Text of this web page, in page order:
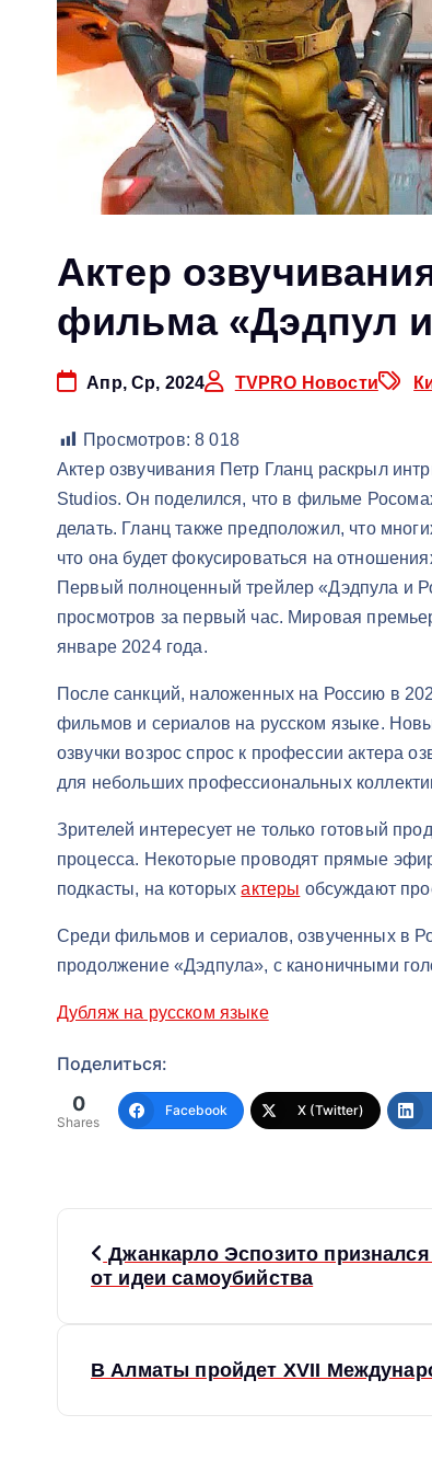
Актер
фильма «Дэдпул
Апр, Ср, 2024 TVPRO Новости
Просмотров: 8 018
Актер озвучивания Петр Гланц раскрыл
Studios. Он поделился, что в фильме
делать. Гланц также предположил, что
что она будет фокусироваться на
Первый полноценный трейлер «Дэдпула и
просмотров за первый час. Мировая
январе 2024 года.
После санкций, наложенных на Россию в
фильмов и сериалов на русском языке.
озвучки возрос спрос к профессии актера
для небольших профессиональных
Зрителей интересует не только готовый
процесса. Некоторые проводят прямые
подкасты, на которыхактеры обсуждают
Среди фильмов и сериалов, озвученных в
продолжение «Дэдпула», с каноничными
Дубляж на русском языке
Поделиться:
0
Shares
Facebook X (Twitter)
Н
Джанкарло Эспозито признался
от идеи самоубийства
В Алматы пройдет XVII